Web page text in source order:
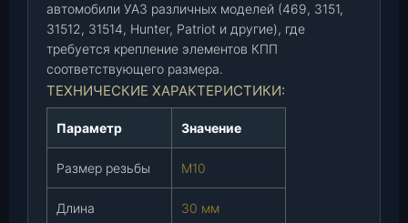
Д
С
)
(
G
5
8
автомобили УАЗ различных моделей (469, 3151,
31512, 31514, Hunter, Patriot и другие), где
требуется крепление элементов КПП
соответствующего размера.
ТЕХНИЧЕСКИЕ ХАРАКТЕРИСТИКИ:
Параметр Значение
Размер резьбы М10
Длина 30 мм